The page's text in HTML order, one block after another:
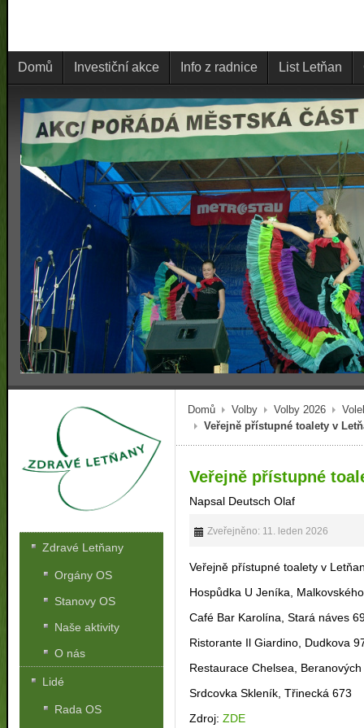
Domů Investiční akce Info z radnice List Letňan
Domů Volby Volby 2026
Veřejně přístupné toalety v
Veřejně přístupné
Napsal Deutsch Olaf
Zveřejněno: 11. leden 2026
Veřejně přístupné toalety v
Hospůdka U Jeníka,
Café Bar Karolína, Stará náves
Ristorante Il Giardino, Dudkova
Restaurace Chelsea,
Srdcovka Skleník, Třinecká 673
Zdroj:ZDE
Zdravé Letňany
Orgány OS
Stanovy OS
Naše aktivity
O nás
Lidé
Rada OS